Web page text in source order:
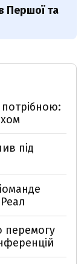
Першої та
під
перемогу